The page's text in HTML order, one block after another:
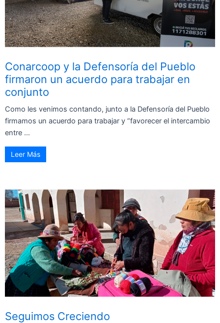
Conarcoop y la Defensoría del Pueblo
firmaron un acuerdo para trabajar en
conjunto
Como les venimos contando, junto a la Defensoría del Pueblo
firmamos un acuerdo para trabajar y “favorecer el intercambio
entre ...
Leer Más
Seguimos Creciendo